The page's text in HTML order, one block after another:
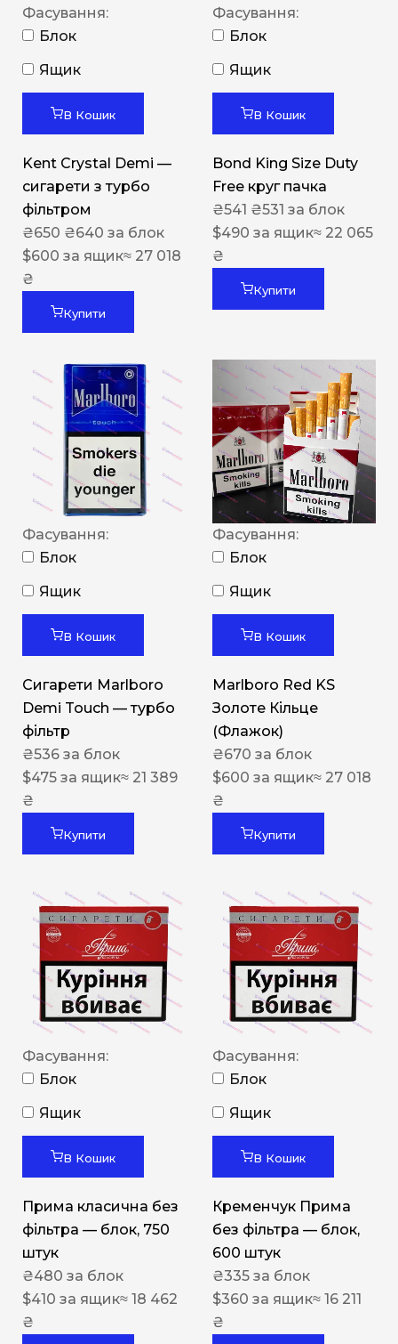
Фасування:
Блок
Ящик
В Кошик
Kent Crystal Demi —
сигарети з турбо
фільтром
₴650 ₴640 за блок
$600 за ящик≈ 27 018
₴
Купити
Фасування:
Блок
Ящик
В Кошик
Bond King Size Duty
Free круг пачка
₴541 ₴531 за блок
$490 за ящик≈ 22 065
₴
Купити
Фасування:
Блок
Ящик
В Кошик
Сигарети Marlboro
Demi Touch — турбо
фільтр
₴536 за блок
$475 за ящик≈ 21 389
₴
Купити
Фасування:
Блок
Ящик
В Кошик
Marlboro Red KS
Золоте Кільце
(Флажок)
₴670 за блок
$600 за ящик≈ 27 018
₴
Купити
Фасування:
Блок
Ящик
В Кошик
Прима класична без
фільтра — блок, 750
штук
₴480 за блок
$410 за ящик≈ 18 462
₴
Фасування:
Блок
Ящик
В Кошик
Кременчук Прима
без фільтра — блок,
600 штук
₴335 за блок
$360 за ящик≈ 16 211
₴